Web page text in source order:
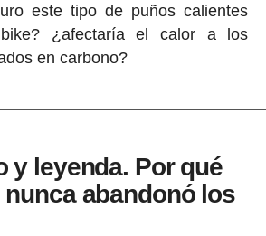
este tipo de puños calientes
¿afectaría el calor a los
en carbono?
y leyenda. Por qué
abandonó los